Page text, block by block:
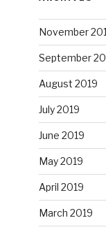
November
September
August 2019
July 2019
June 2019
May 2019
April 2019
March 2019